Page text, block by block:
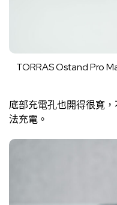
TORRAS Ostand Pro
底部充電孔也開得很寬
法充電。